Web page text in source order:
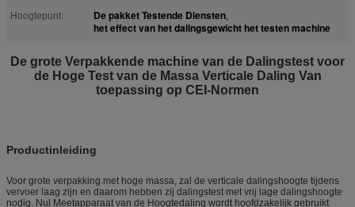
Hoogtepunt:
De pakket Testende Diensten,
het effect van het dalingsgewicht het testen machine
De grote Verpakkende machine van de Dalingstest voor
de Hoge Test van de Massa Verticale Daling Van
toepassing op CEI-Normen
Productinleiding
Voor grote verpakking met hoge massa, zal de verticale dalingshoogte tijdens
vervoer laag zijn en daarom hebben zij dalingstest met vrij lage dalingshoogte
nodig. Nul Meetapparaat van de Hoogtedaling wordt hoofdzakelijk gebruikt